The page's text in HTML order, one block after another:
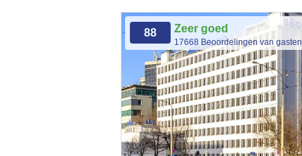
88 Zeer goed
17668 Beoordelingen van gasten